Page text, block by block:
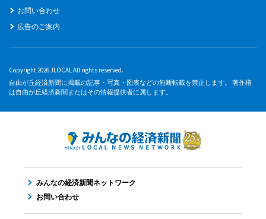
お問い合わせ
広告のご案内
Copyright 2026 JLOCAL All rights reserved.
自由が丘経済新聞に掲載の記事・写真・図表などの無断転載を禁止します。 著作権
は自由が丘経済新聞またはその情報提供者に属します。
みんなの経済新聞ネットワーク
お問い合わせ